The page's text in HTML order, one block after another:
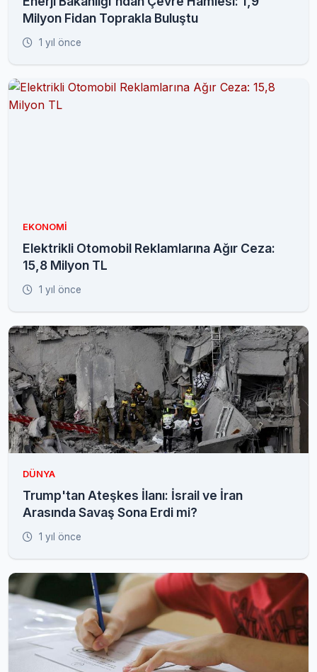
Milyon Fidan Toprakla Buluştu
1 yıl önce
EKONOMI
Elektrikli Otomobil Reklamlarına Ağır Ceza:
15,8 Milyon TL
1 yıl önce
DÜNYA
Trump'tan Ateşkes İlanı: İsrail ve İran
Arasında Savaş Sona Erdi mi?
1 yıl önce